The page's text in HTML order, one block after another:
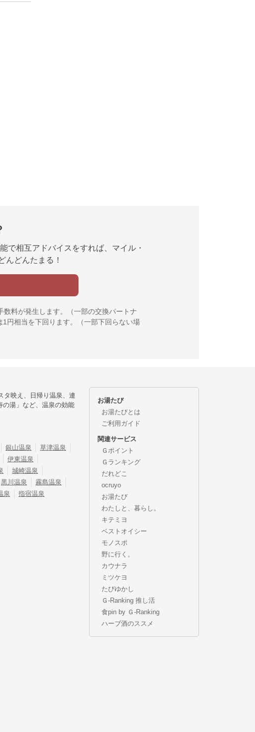
で相互アドバイスをすれば、マイル・
んどんたまる！
料が発生します。（一部の交換パートナ
円相当を下回ります。（一部下回らない場
タ映え、日帰り温泉、連
湯」など、温泉の効能
銀山温泉
草津温泉
伊東温泉
城崎温泉
黒川温泉
霧島温泉
泉 指宿温泉
お湯たび
お湯たびとは
ご利用ガイド
関連サービス
Ｇポイント
Ｇランキング
だれどこ
ocruyo
お湯たび
わたしと、暮らし。
キテミヨ
ベストオイシー
モノスポ
野に行く。
カウナラ
ミツケヨ
たびゆかし
Ｇ-Ranking 推し活
食pin by Ｇ-Ranking
ハーブ酒のススメ